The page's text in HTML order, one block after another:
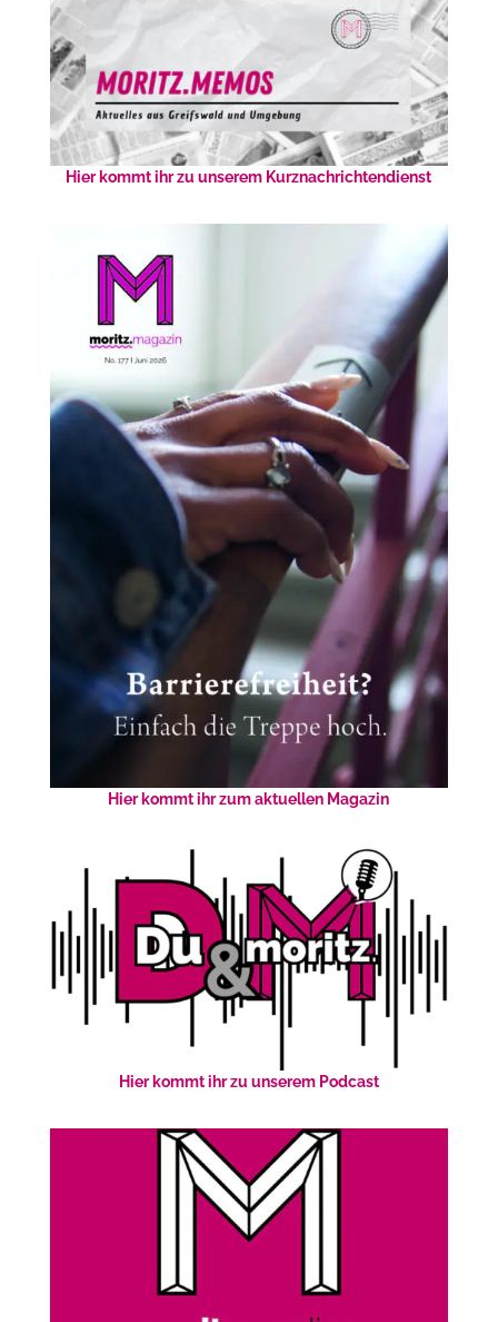
Hier kommt ihr zu unserem Kurznachrichtendienst
Hier kommt ihr zum aktuellen Magazin
Hier kommt ihr zu unserem Podcast